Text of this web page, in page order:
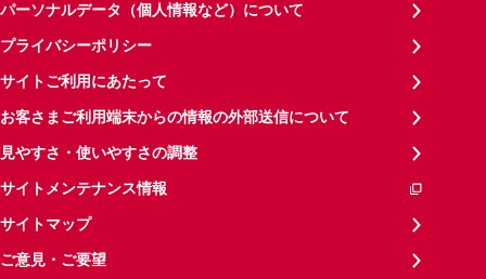
パーソナルデータ（個人情報など）について
プライバシーポリシー
サイトご利用にあたって
お客さまご利用端末からの情報の外部送信について
見やすさ・使いやすさの調整
サイトメンテナンス情報
サイトマップ
ご意見・ご要望